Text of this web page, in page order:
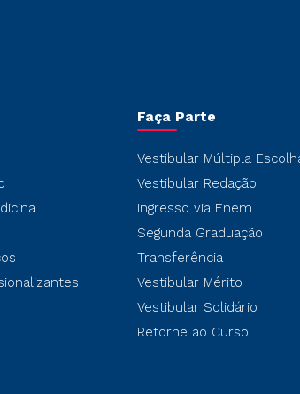
Faça Parte
Vestibular Múltipla
Vestibular Redação
Ingresso via Enem
Segunda Graduação
Transferência
Vestibular Mérito
Vestibular Solidário
Retorne ao Curso